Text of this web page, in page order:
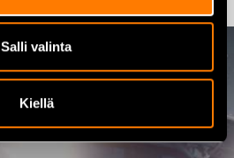
Salli valinta
Kiellä